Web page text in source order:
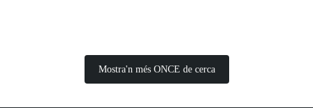
Mostra'n més ONCE de cerca